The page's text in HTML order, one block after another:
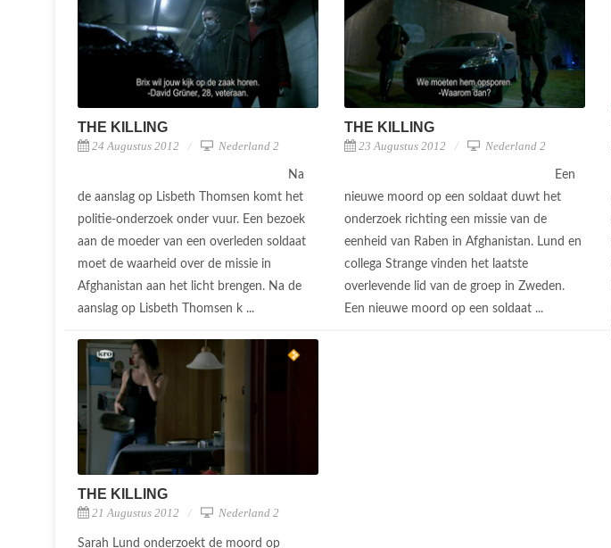
THE KILLING
24 Augustus 2012 Nederland 2
Na
de aanslag op Lisbeth Thomsen komt het
politie-onderzoek onder vuur. Een bezoek
aan de moeder van een overleden soldaat
moet de waarheid over de missie in
Afghanistan aan het licht brengen. Na de
aanslag op Lisbeth Thomsen k ...
THE KILLING
23 Augustus 2012 Nederland 2
Een
nieuwe moord op een soldaat duwt het
onderzoek richting een missie van de
eenheid van Raben in Afghanistan. Lund en
collega Strange vinden het laatste
overlevende lid van de groep in Zweden.
Een nieuwe moord op een soldaat ...
THE KILLING
21 Augustus 2012 Nederland 2
Sarah Lund onderzoekt de moord op